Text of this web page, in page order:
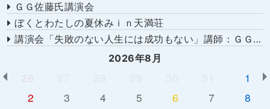
ＧＧ佐藤氏講演会
ぼくとわたしの夏休みｉｎ天満荘
講演会「失敗のない人生には成功もない」講師：ＧＧ佐藤さん
2026年8月
26
1
2
3 4 5 6 7
8